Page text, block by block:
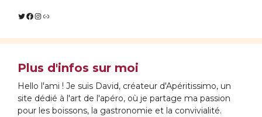
Twitter
Facebook
Instagram
Lien
Plus d'infos sur moi
Hello l'ami ! Je suis David, créateur d'Apéritissimo, un
site dédié à l'art de l'apéro, où je partage ma passion
pour les boissons, la gastronomie et la convivialité.